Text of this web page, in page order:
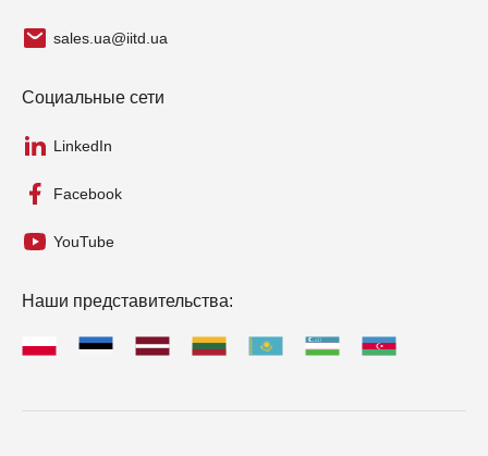
sales.ua@iitd.ua
Наши представительства:
Социальные сети
LinkedIn
Facebook
YouTube